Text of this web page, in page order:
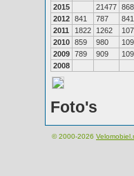
2015
21477 868
2012 841 787 841
2011
1822 1262
2010 859 980
2009 789 909
2008
Foto's
© 2000-2026